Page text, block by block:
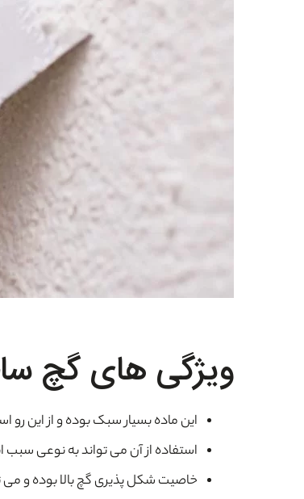
ویژگی های گچ
این ماده بسیار سبک بوده و از این رو
استفاده از آن می تواند به نوعی
خاصیت شکل پذیری گچ بالا بوده و می